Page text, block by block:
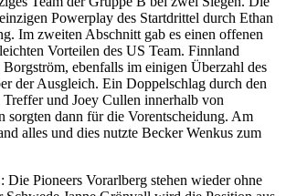
Powerplay des Startdrittel durch Ethan
Im zweiten Abschnitt gab es einen offenen
Vorteilen des US Team. Finnland
ebenfalls im einigen Überzahl des
der Ausgleich. Ein Doppelschlag durch den
und Joey Cullen innerhalb von
sorgten dann für die Vorentscheidung. Am
alles und dies nutzte Becker Wenkus zum
: Die Pioneers Vorarlberg stehen wieder ohne